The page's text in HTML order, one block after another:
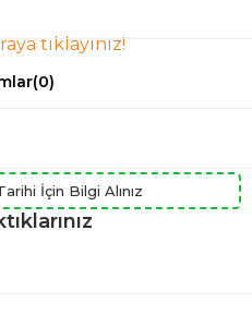
tıklayınız!
(0)
İçin Bilgi Alınız